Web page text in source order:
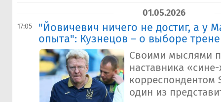
01.05.2026
17:05
"Йовичевич ничего не достиг, а у
опыта": Кузнецов – о выборе
Своими мыслями
наставника
корреспондентом
один из